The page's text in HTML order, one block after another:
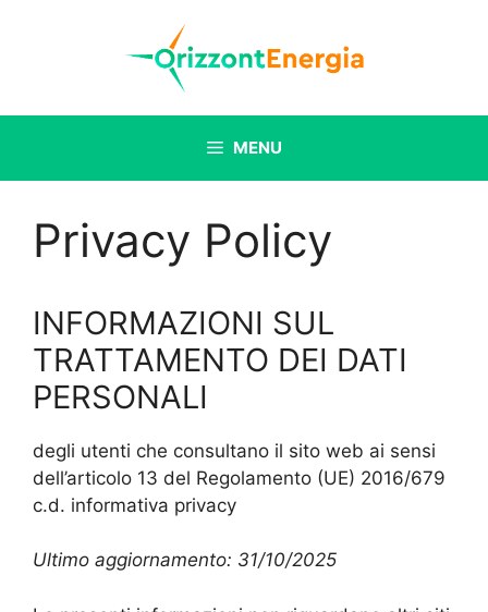
MENU
Privacy Policy
INFORMAZIONI SUL
TRATTAMENTO DEI DATI
PERSONALI
degli utenti che consultano il sito web ai sensi
dell’articolo 13 del Regolamento (UE) 2016/679
c.d. informativa privacy
Ultimo aggiornamento: 31/10/2025